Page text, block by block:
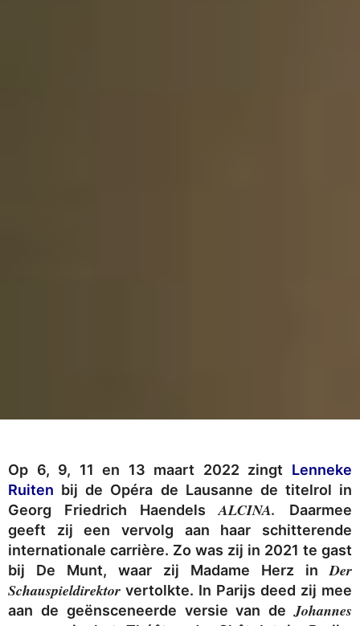
Op 6, 9, 11 en 13 maart 2022 zingt Lenneke
Ruiten bij de Opéra de Lausanne de titelrol in
Georg Friedrich HaendelsALCINA.
Daarmee
geeft zij een vervolg aan haar schitterende
internationale carrière. Zo was zij in 2021 te gast
bij De Munt, waar zij Madame Herz inDer
Schauspieldirektor vertolkte. In Parijs deed zij mee
aan de geënsceneerde versie van deJohannes